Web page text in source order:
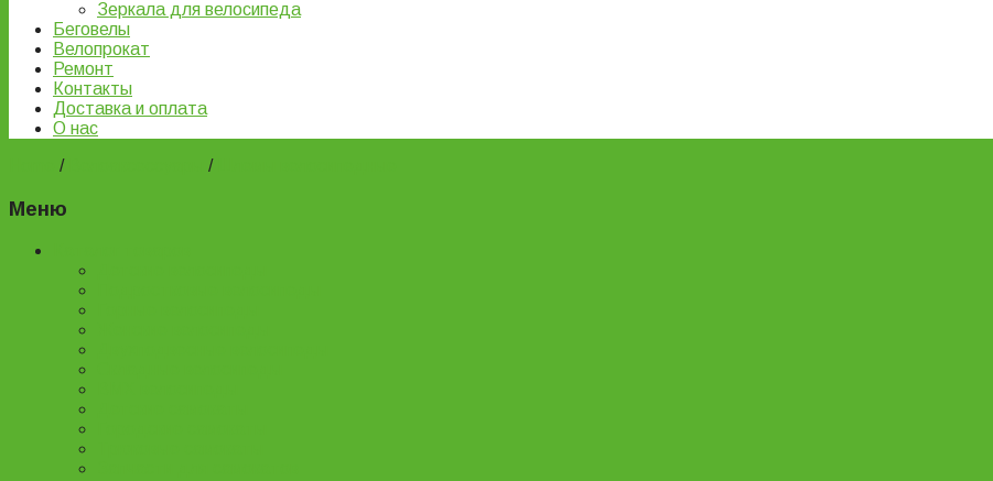
Зеркала для велосипеда
Беговелы
Велопрокат
Ремонт
Контакты
Доставка и оплата
О нас
/ /
Меню